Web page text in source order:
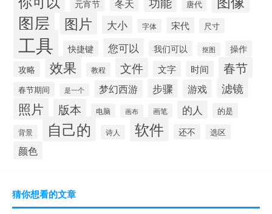
元宵节 冬天 唐代
图层 图片 大小 字体 宋代 尺寸
工具 快捷键 您可以 我们可以 抠图
操作
攻略
效果 教程 文件 文字 时间 春节
春节期间 是一个 梦幻西游 步骤 游戏 滤镜
照片 版本 电脑 画布 画笔 的人 的是
背景 自己的 诗人 软件 还不 选区
颜色
猜你想看的文章